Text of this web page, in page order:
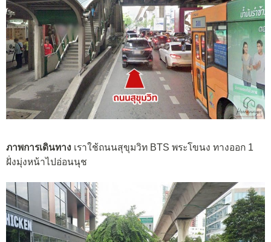
ภาพการเดินทาง เราใช้ถนนสุขุมวิท BTS พระโขนง ทางออก 1
ฝั่งมุ่งหน้าไปอ่อนนุช